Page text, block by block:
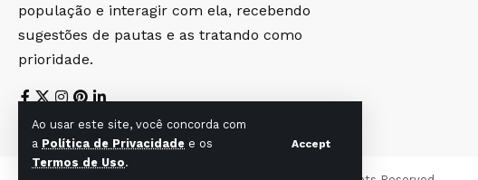
Ao usar este site, você concorda com
a Política de Privacidade e os
Termos de Uso.
Accept
população e interagir com ela, recebendo
sugestões de pautas e as tratando como
prioridade.